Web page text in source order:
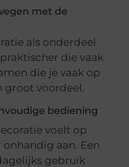
met de
als onderdeel
die vaak
die je vaak op
groot voordeel.
bediening
voelt op
aan. Een
gebruik